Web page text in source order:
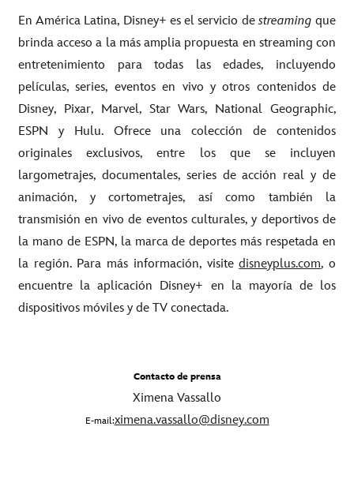
En América Latina, Disney+ es el servicio destreamingque
brinda acceso a la más amplia propuesta en streaming con
entretenimiento para todas las edades, incluyendo
películas, series, eventos en vivo y otros contenidos de
Disney, Pixar, Marvel, Star Wars, National Geographic,
ESPN y Hulu. Ofrece una colección de contenidos
originales exclusivos, entre los que se incluyen
largometrajes, documentales, series de acción real y de
animación, y cortometrajes, así como también la
transmisión en vivo de eventos culturales, y deportivos de
la mano de ESPN, la marca de deportes más respetada en
la región. Para más información, visitedisneyplus.com, o
encuentre la aplicación Disney+ en la mayoría de los
dispositivos móviles y de TV conectada.
Contacto de prensa
Ximena Vassallo
E-mail:ximena.vassallo@disney.com